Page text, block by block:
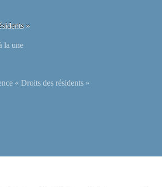
»
la une
« Droits des résidents »